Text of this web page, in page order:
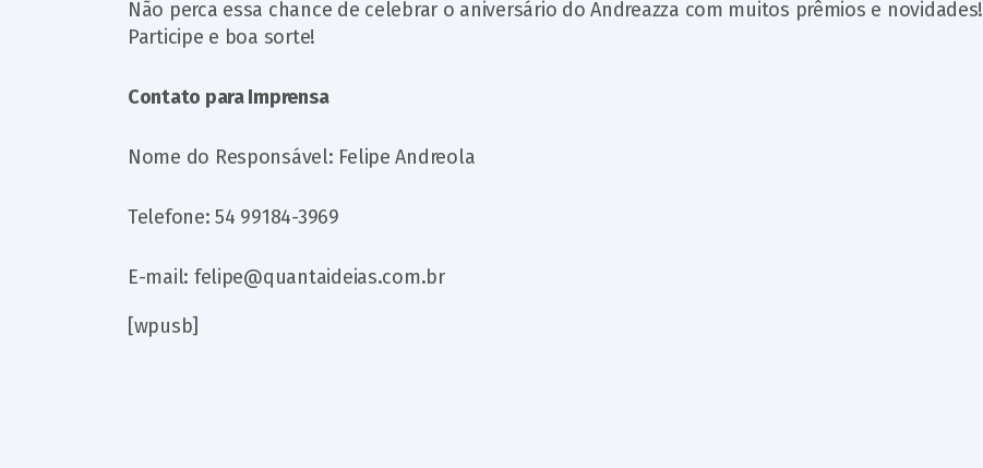
Não perca essa chance de celebrar o aniversário do Andreazza com muitos prêmios e novidades!
Participe e boa sorte!
Contato para Imprensa
Nome do Responsável: Felipe Andreola
Telefone: 54 99184-3969
E-mail: felipe@quantaideias.com.br
[wpusb]